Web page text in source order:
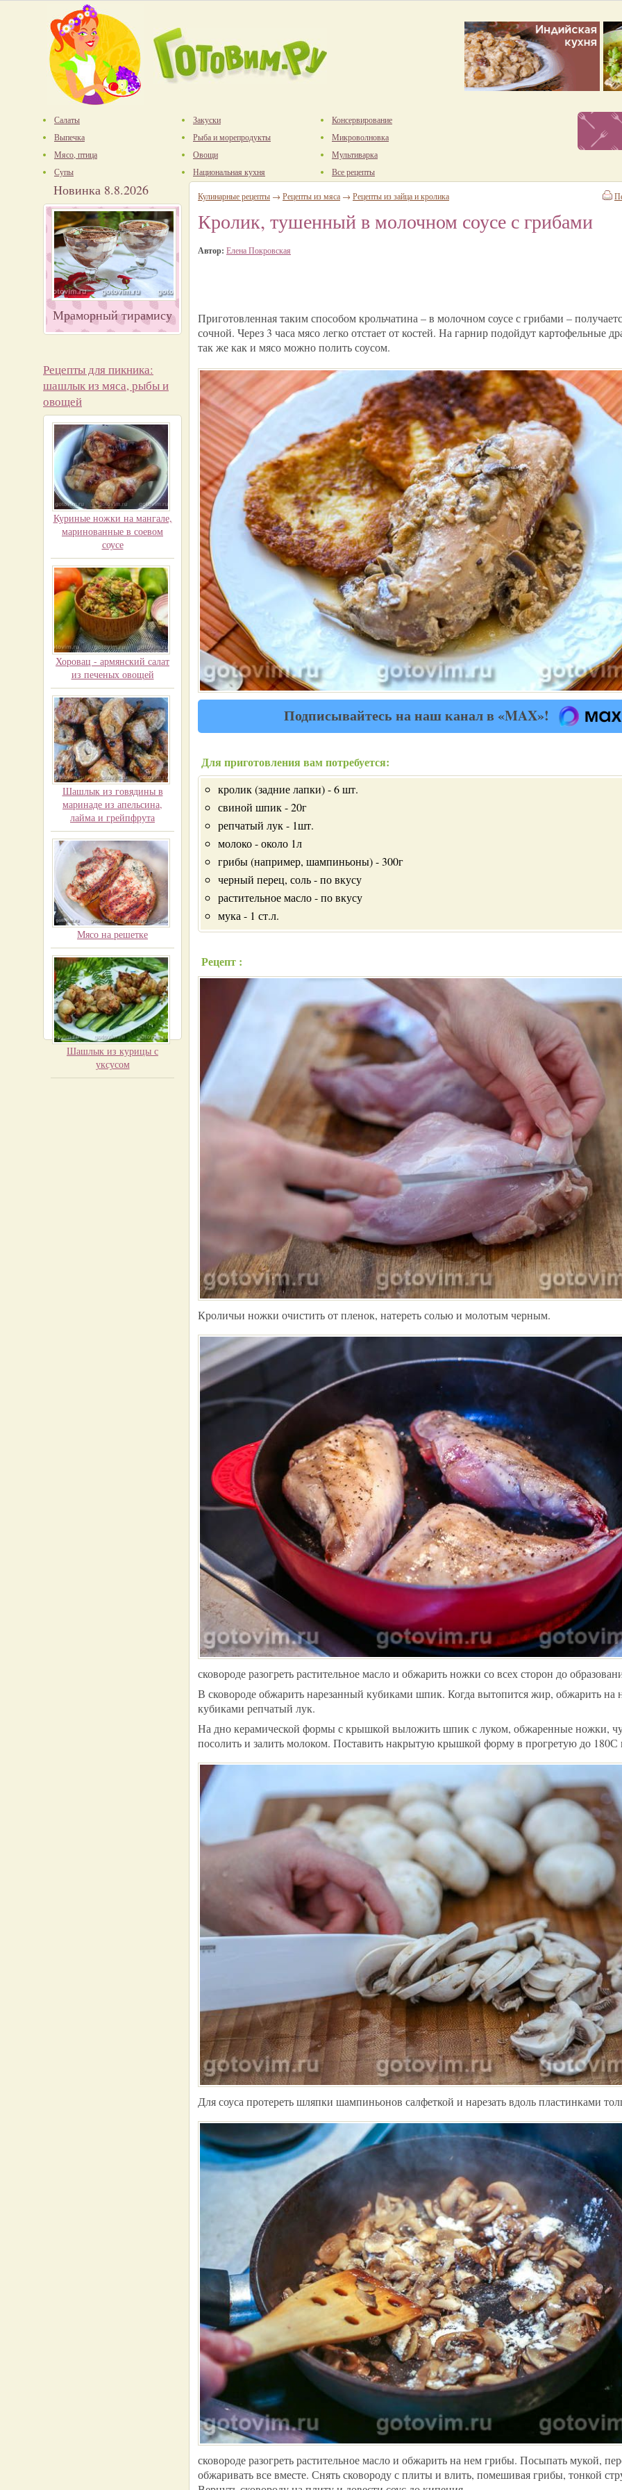
Салаты
Выпечка
Мясо, птица
Супы
Закуски
Рыба и морепродукты
Овощи
Национальная кухня
Консервирование
Микроволновка
Мультиварка
Все рецепты
Новинка 8.8.2026
Мраморный тирамису
Рецепты для пикника:
шашлык из мяса, рыбы и
овощей
Куриные ножки на мангале,
маринованные в соевом
соусе
Хоровац - армянский салат
из печеных овощей
Шашлык из говядины в
маринаде из апельсина,
лайма и грейпфрута
Мясо на решетке
Шашлык из курицы с
уксусом
Кулинарные рецепты → Рецепты из мяса → Рецепты из зайца и кролика
Кролик, тушенный в молочном соусе с грибами
Автор: Елена Покровская
Приготовленная таким способом крольчатина – в молочном соусе с грибами –
сочной. Через 3 часа мясо легко отстает от костей. На гарнир подойдут картофельные
так же как и мясо можно полить соусом.
Подписывайтесь на наш канал в «MAX»!
Для приготовления вам потребуется:
кролик (задние лапки) - 6 шт.
свиной шпик - 20г
репчатый лук - 1шт.
молоко - около 1л
грибы (например, шампиньоны) - 300г
черный перец, соль - по вкусу
растительное масло - по вкусу
мука - 1 ст.л.
Рецепт :
Кроличьи ножки очистить от пленок, натереть солью и молотым черным.
сковороде разогреть растительное масло и обжарить ножки со всех сторон до
В сковороде обжарить нарезанный кубиками шпик. Когда вытопится жир, обжарить на
кубиками репчатый лук.
На дно керамической формы с крышкой выложить шпик с луком, обжаренные ножки,
посолить и залить молоком. Поставить накрытую крышкой форму в прогретую до 180С
Для соуса протереть шляпки шампиньонов салфеткой и нарезать вдоль пластинками
сковороде разогреть растительное масло и обжарить на нем грибы. Посыпать мукой,
обжаривать все вместе. Снять сковороду с плиты и влить, помешивая грибы, тонкой